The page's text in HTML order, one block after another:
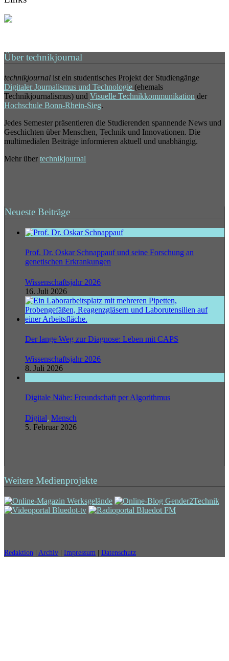
Über technikjournal
technikjournal ist ein studentisches Projekt der Studiengänge
Digitaler Journalismus und Technologie (ehemals
Technikjournalismus) und Visuelle Technikkommunikation der
Hochschule Bonn-Rhein-Sieg.
Jedes Semester präsentieren die Studierenden spannende News und
Geschichten über Menschen, Technik und Innovationen. Die
multimedialen Beiträge informieren aktuell und unabhängig.
Mehr über technikjournal
Neueste Beiträge
Prof. Dr. Oskar Schnappauf und seine Forschung an
genetischen Erkrankungen
Wissenschaftsjahr 2026
16. Juli 2026
Der lange Weg zur Diagnose: Leben mit CAPS
Wissenschaftsjahr 2026
8. Juli 2026
Digitale Nähe: Freundschaft per Algorithmus
Digital, Mensch
5. Februar 2026
Weitere Medienprojekte
Redaktion Archiv Impressum Datenschutz